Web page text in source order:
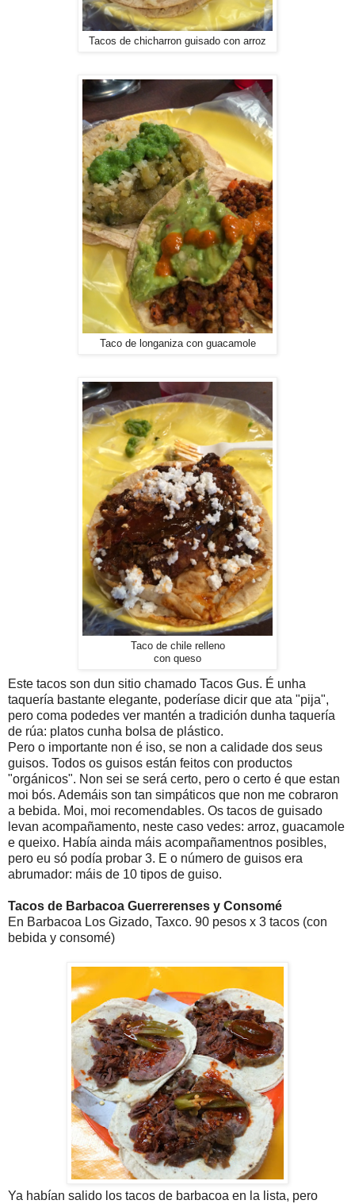
Tacos de chicharron guisado con arroz
Taco de longaniza con guacamole
Taco de chile relleno
con queso
Este tacos son dun sitio chamado Tacos Gus. É unha
taquería bastante elegante, poderíase dicir que ata "pija",
pero coma podedes ver mantén a tradición dunha taquería
de rúa: platos cunha bolsa de plástico.
Pero o importante non é iso, se non a calidade dos seus
guisos. Todos os guisos están feitos con productos
"orgánicos". Non sei se será certo, pero o certo é que estan
moi bós. Ademáis son tan simpáticos que non me cobraron
a bebida. Moi, moi recomendables. Os tacos de guisado
levan acompañamento, neste caso vedes: arroz, guacamole
e queixo. Había ainda máis acompañamentnos posibles,
pero eu só podía probar 3. E o número de guisos era
abrumador: máis de 10 tipos de guiso.
Tacos de Barbacoa Guerrerenses y Consomé
En Barbacoa Los Gizado, Taxco. 90 pesos x 3 tacos (con
bebida y consomé)
Ya habían salido los tacos de barbacoa en la lista, pero